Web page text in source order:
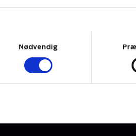
Nødvendig
Jungle